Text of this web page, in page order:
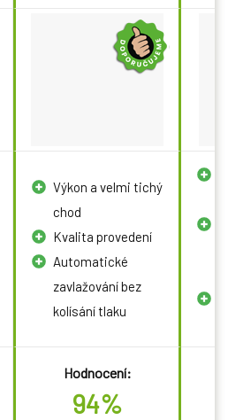
Výkon a velmi tichý
chod
Kvalita provedení
Automatické
zavlažování bez
kolísání tlaku
Hodnocení:
94%